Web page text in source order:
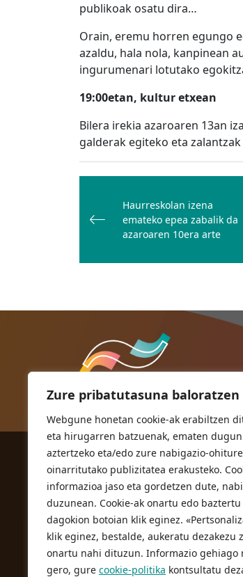
Zure pribatutasuna baloratzen
Webgune honetan cookie-ak erabiltzen
eta hirugarren batzuenak, ematen
aztertzeko eta/edo zure nabigazio-
oinarritutako publizitatea erakusteko.
informazioa jaso eta gordetzen dute,
duzunean. Cookie-ak onartu edo
dagokion botoian klik eginez.
klik eginez, bestalde, aukeratu dezakezu
onartu nahi dituzun. Informazio gehiago
gero, gure cookie-politika kontsultatu
publikoak osatu dira…
Orain, eremu horren egungo
azaldu, hala nola, kanpinean
ingurumenari lotutako
19:00etan, kultur etxean
Bilera irekia azaroaren 13an
galderak egiteko eta
Bidalketetan
zehar
nabigatu
Haurreskolan izena
emateko epea zabalik da
azaroaren 10era arte
ORIOKO UDALA
Herriko plaza,1
20810 Orio (Gipuzkoa)
T. 943 83 03 46
bulegoak@orio.eus